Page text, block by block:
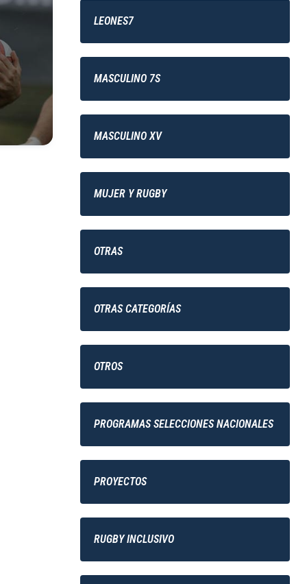
LEONES7
MASCULINO 7S
MASCULINO XV
MUJER Y RUGBY
OTRAS
OTRAS CATEGORÍAS
OTROS
PROGRAMAS SELECCIONES NACIONALES
PROYECTOS
RUGBY INCLUSIVO